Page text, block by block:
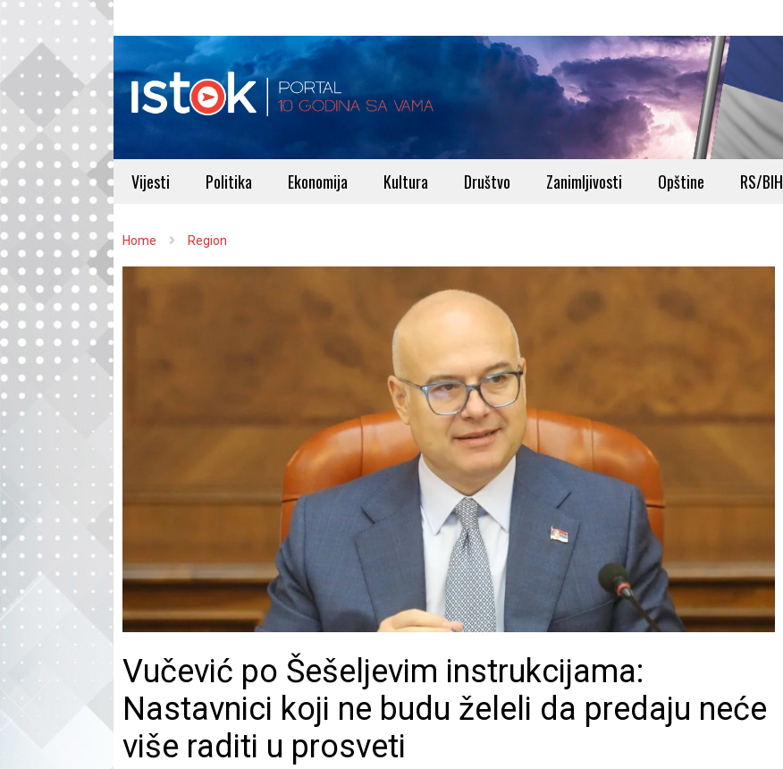
Vijesti Politika Ekonomija Kultura Društvo Zanimljivosti Opštine RS/BIH
Home Region
Vučević po Šešeljevim instrukcijama:
Nastavnici koji ne budu želeli da predaju neće
više raditi u prosveti